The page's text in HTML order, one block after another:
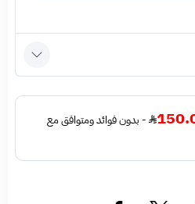
- بدون فوائد ومتوافق مع